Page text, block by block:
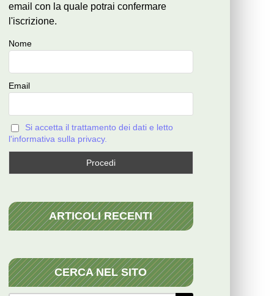
email con la quale potrai confermare
l'iscrizione.
Nome
Email
Si accetta il trattamento dei dati e letto
l'informativa sulla privacy.
ARTICOLI RECENTI
CERCA NEL SITO